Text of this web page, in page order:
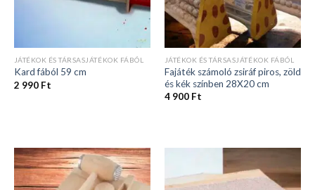
JÁTÉKOK ÉS TÁRSASJÁTÉKOK FÁBÓL
Kard fából 59 cm
2 990 Ft
JÁTÉKOK ÉS TÁRSASJÁTÉKOK FÁBÓL
Fajáték számoló zsiráf piros, zöld
és kék színben 28X20 cm
4 900 Ft